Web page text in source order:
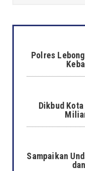
Polres
Dikbud
Sampaikan